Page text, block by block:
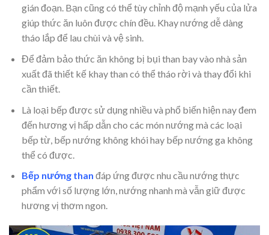
gián đoạn. Bạn cũng có thể tùy chỉnh độ mạnh yếu của lửa
giúp thức ăn luôn được chín đều. Khay nướng dễ dàng
tháo lắp để lau chùi và vệ sinh.
Để đảm bảo thức ăn không bị bụi than bay vào nhà sản
xuất đã thiết kế khay than có thể tháo rời và thay đổi khi
cần thiết.
Là loại bếp được sử dụng nhiều và phổ biến hiện nay đem
đến hương vị hấp dẫn cho các món nướng mà các loại
bếp từ, bếp nướng không khói hay bếp nướng ga không
thể có được.
Bếp nướng than đáp ứng được nhu cầu nướng thực
phẩm với số lượng lớn, nướng nhanh mà vẫn giữ được
hương vị thơm ngon.